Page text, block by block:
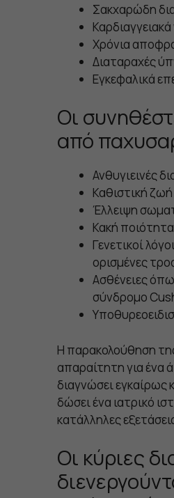
Σακχαρώδη
Χρόνια
Διαταραχές
Εγκεφαλικά
Οι
από
Ανθυγιεινές
Καθιστική ζωή
Έλλειψη
Κακή
Γενετικοί
ορισμένες
Ασθένειες
σύνδρομο
H παρακολούθηση της
απαραίτητη για ένα
διαγνώσει
δώσει ένα ιατρικό
κατάλληλες
Οι κύριες